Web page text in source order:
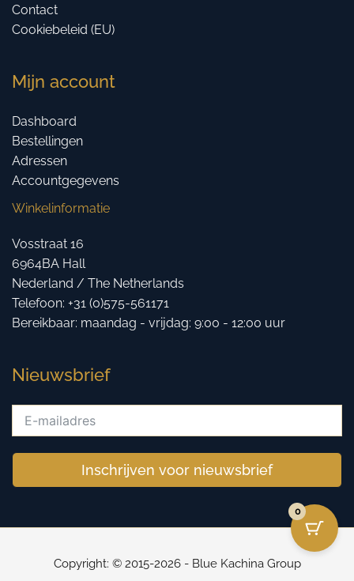
Contact
Cookiebeleid (EU)
Mijn account
Dashboard
Bestellingen
Adressen
Accountgegevens
Winkelinformatie
Vosstraat 16
6964BA Hall
Nederland / The Netherlands
Telefoon: +31 (0)575-561171
Bereikbaar: maandag - vrijdag: 9:00 - 12:00 uur
Nieuwsbrief
Inschrijven voor nieuwsbrief
Copyright: © 2015-2026 - Blue Kachina Group
0